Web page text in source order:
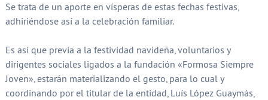
Se trata de un aporte en vísperas de estas fechas festivas,
adhiriéndose así a la celebración familiar.
Es así que previa a la festividad navideña, voluntarios y
dirigentes sociales ligados a la fundación «Formosa Siempre
Joven», estarán materializando el gesto, para lo cual y
coordinando por el titular de la entidad, Luís López Guaymás,